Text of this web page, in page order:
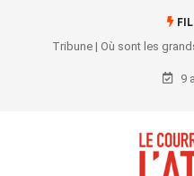
FIL
Tribune | Où sont les
9